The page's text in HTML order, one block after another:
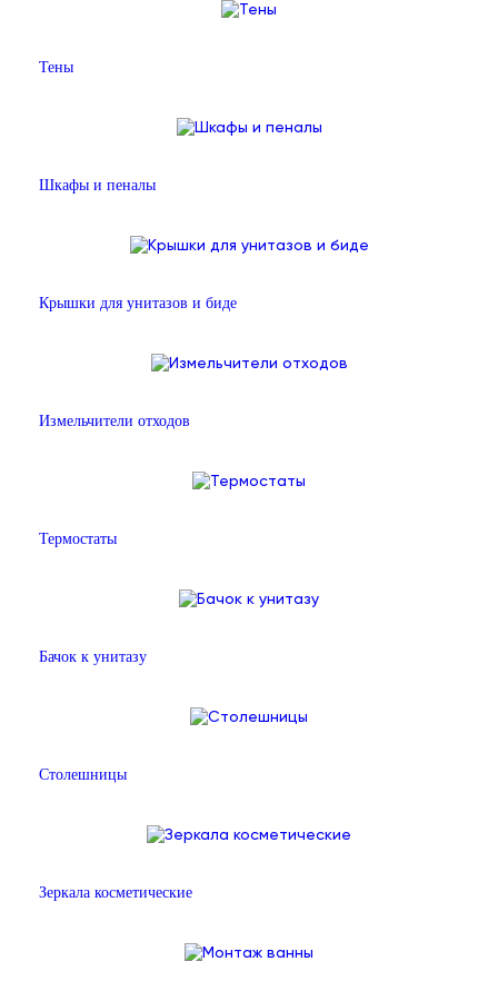
Тены
Шкафы и пеналы
Крышки для унитазов и биде
Измельчители отходов
Термостаты
Бачок к унитазу
Столешницы
Зеркала косметические